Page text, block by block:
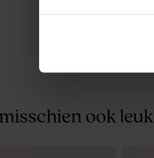
ook leuk